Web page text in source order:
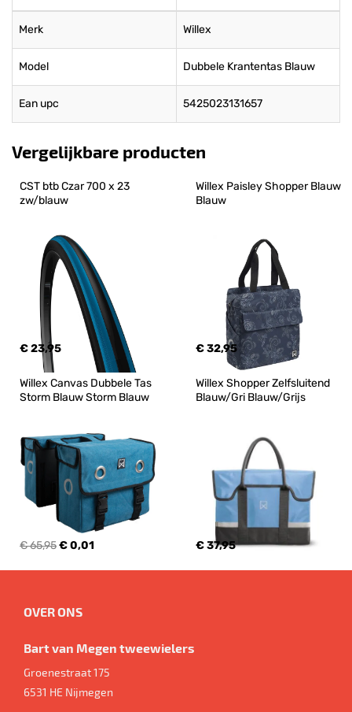
Merk Willex
Model Dubbele Krantentas Blauw
Ean upc 5425023131657
Vergelijkbare producten
CST btb Czar 700 x 23
zw/blauw
€ 23,95
Willex Paisley Shopper Blauw
Blauw
€ 32,95
Willex Canvas Dubbele Tas
Storm Blauw Storm Blauw
€ 65,95€ 0,01
Willex Shopper Zelfsluitend
Blauw/Gri Blauw/Grijs
€ 37,95
OVER ONS
Bart van Megen tweewielers
Groenestraat 175
6531 HE Nijmegen